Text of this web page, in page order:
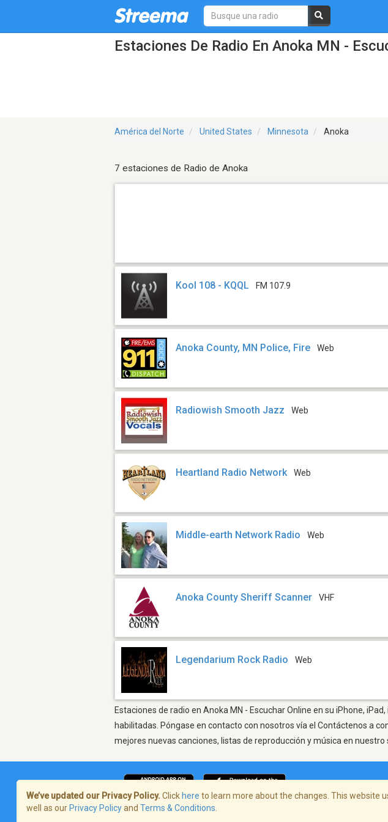
Estaciones De Radio En Anoka MN -
América del Norte United States Minnesota Anoka
7 estaciones de Radio de Anoka
Kool 108 - KQQL FM 107.9
Anoka County, MN Police, Fire Web
Radiowish Smooth Jazz Web
Heartland Radio Network Web
Middle-earth Network Radio Web
Anoka County Sheriff Scanner VHF
Legendarium Rock Radio Web
Estaciones de radio en Anoka MN - Escuchar Online en su iPhone,
habilitadas. Póngase en contacto con nosotros vía el Contáctenos a
mejores nuevas canciones, listas de reproducción y música en nuestro
We’ve updated our Privacy Policy. Click here to learn more about the changes. This website
well as our Privacy Policyand Terms & Conditions